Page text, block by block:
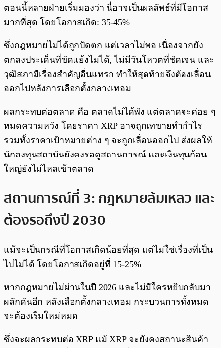
ตอนนี้หลายฝ่ายเริ่มมองว่า นี่อาจเป็นผลลัพธ์ที่มีโอกาส
มากที่สุด โดยโอกาสเกิด: 35-45%
ซึ่งกฎหมายไม่ได้ถูกปัดตก แต่เวลาไม่พอ เนื่องจากยัง
ตกลงประเด็นที่ขัดแย้งไม่ได้, ไม่มีวันโหวตที่ชัดเจน และ
วุฒิสภามีเรื่องสำคัญอื่นแทรก ทำให้สุดท้ายจึงต้องเลื่อน
ออกไปหลังการเลือกตั้งกลางเทอม
ผลกระทบต่อตลาด คือ ตลาดไม่ได้พัง แต่ตลาดจะค่อย ๆ
หมดความหวัง โดยราคา XRP อาจถูกเทขายทำกำไร
รวมทั้งราคาเป้าหมายต่าง ๆ จะถูกเลื่อนออกไป ส่งผลให้
นักลงทุนสถาบันยังคงรอดูสถานการณ์ และเงินทุนก้อน
ใหญ่ยังไม่ไหลเข้าตลาด
สถานการณ์ที่ 3: กฎหมายล้มเหลว และ
ต้องรอถึงปี 2030
แม้จะเป็นกรณีที่โอกาสเกิดน้อยที่สุด แต่ไม่ใช่เรื่องที่เป็น
ไปไม่ได้ โดยโอกาสเกิดอยู่ที่ 15-25%
หากกฎหมายไม่ผ่านในปี 2026 และไม่มีใครหยิบกลับมา
ผลักดันอีก หลังเลือกตั้งกลางเทอม กระบวนการทั้งหมด
จะต้องเริ่มใหม่หมด
ซึ่งจะผลกระทบต่อ XRP แม้ XRP จะยังคงสถานะสินค้า